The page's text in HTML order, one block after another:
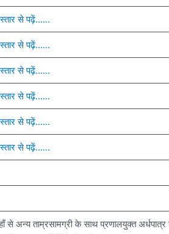
से पढ़ें……
से पढ़ें……
से पढ़ें……
से पढ़ें……
से पढ़ें……
से पढ़ें……
से अन्य ताम्रसामग्री के साथ प्रणालयुक्त अर्धपात्र